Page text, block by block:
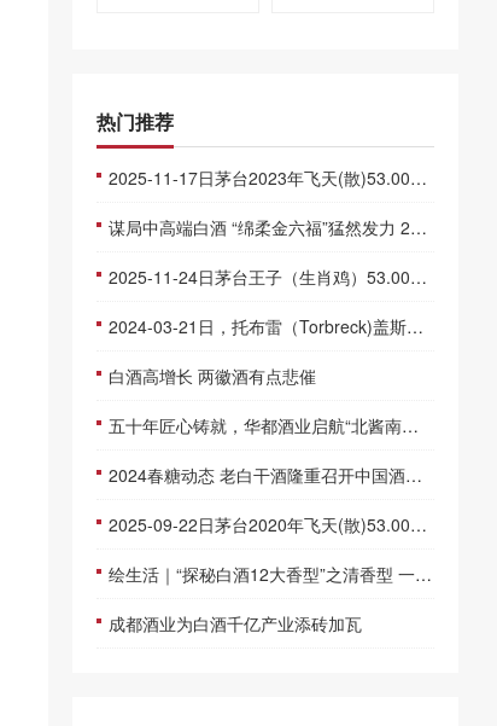
热门推荐
2025-11-17日茅台2023年飞天(散)53.00度酒价格为1,800一瓶，下跌 20元
谋局中高端白酒 “绵柔金六福”猛然发力 2012-05-29
2025-11-24日茅台王子（生肖鸡）53.00度酒价格为570一瓶，上涨 570元
2024-03-21日，托布雷（Torbreck)盖斯克750ML15.00度酒每瓶的价格是多少呢？
白酒高增长 两徽酒有点悲催
五十年匠心铸就，华都酒业启航“北酱南溯”新征程
2024春糖动态 老白干酒隆重召开中国酒业价值增长大会
2025-09-22日茅台2020年飞天(散)53.00度酒价格为1,980一瓶，上涨 1,980元
绘生活｜“探秘白酒12大香型”之清香型 一清到底，复兴千年酒韵
成都酒业为白酒千亿产业添砖加瓦